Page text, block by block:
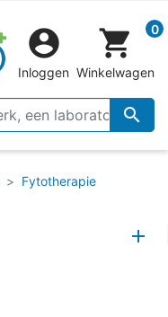


Inloggen
shopping_cart 0
Winkelwagen
Fytotherapie